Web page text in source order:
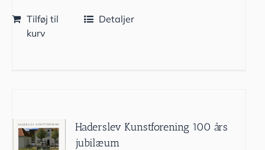
Tilføj til
kurv
Detaljer
Haderslev Kunstforening 100 års
jubilæum